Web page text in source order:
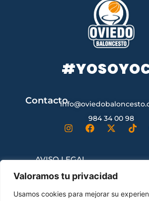
Valoramos tu privacidad
Usamos cookies para mejorar su
Contacto
984 34 00 98
AVISO LEGAL